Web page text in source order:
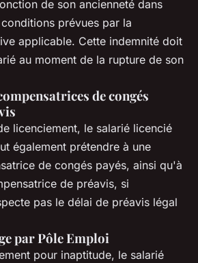
de son ancienneté dans
prévues par la
applicable. Cette indemnité doit
au moment de la rupture de son
de congés
licenciement, le salarié licencié
également prétendre à une
de congés payés, ainsi qu'à
de préavis, si
pas le délai de préavis légal
par Pôle Emploi
pour inaptitude, le salarié